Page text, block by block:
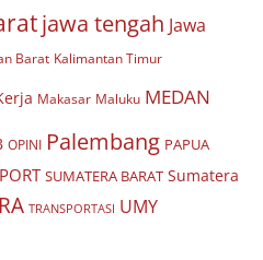
jawa tengah Jawa
Barat Kalimantan Timur
Makasar Maluku MEDAN
OPINI Palembang PAPUA
SUMATERA BARAT Sumatera
TRANSPORTASI UMY